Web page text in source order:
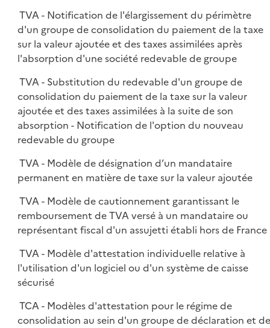
TVA - Notification de l'élargissement du périmètre
d'un groupe de consolidation du paiement de la taxe
sur la valeur ajoutée et des taxes assimilées après
l'absorption d'une société redevable de groupe
TVA - Substitution du redevable d'un groupe de
consolidation du paiement de la taxe sur la valeur
ajoutée et des taxes assimilées à la suite de son
absorption - Notification de l'option du nouveau
redevable du groupe
TVA - Modèle de désignation d’un mandataire
permanent en matière de taxe sur la valeur ajoutée
TVA - Modèle de cautionnement garantissant le
remboursement de TVA versé à un mandataire ou
représentant fiscal d'un assujetti établi hors de France
TVA - Modèle d'attestation individuelle relative à
l'utilisation d'un logiciel ou d'un système de caisse
sécurisé
TCA - Modèles d'attestation pour le régime de
consolidation au sein d'un groupe de déclaration et de